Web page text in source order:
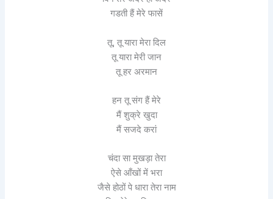
गडती हैं मेरे फासें
तू, तू यारा मेरा दिल
तू यारा मेरी जान
तू हर अरमान
हन तू संग हैं मेरे
मैं शुक्रे खुदा
मैं सजदे करां
चंदा सा मुखड़ा तेरा
ऐसे आँखों में भरा
जैसे होठों पे धारा तेरा नाम